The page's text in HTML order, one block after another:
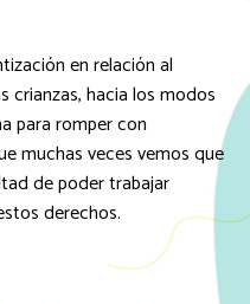
en relación al
crianzas, hacia los modos
para romper con
muchas veces vemos que
de poder trabajar
derechos.